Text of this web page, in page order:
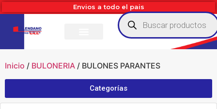
Envios a todo el pais
Inicio / BULONERIA / BULONES PARANTES
Categorías